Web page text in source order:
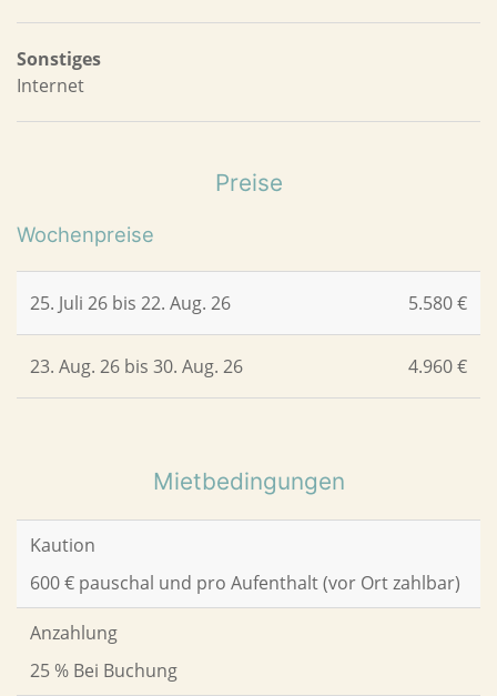
Sonstiges
Internet
Preise
Wochenpreise
25. Juli 26 bis 22. Aug. 26 5.580 €
23. Aug. 26 bis 30. Aug. 26 4.960 €
Mietbedingungen
Kaution
600 € pauschal und pro Aufenthalt (vor Ort zahlbar)
Anzahlung
25 % Bei Buchung